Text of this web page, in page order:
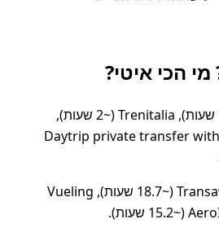
הכי איטי?
NTV (~1.9 שעות), Trenitalia (~2 שעות),
Daytrip private transfer
Transavia France (~18.7 שעות), Vueling